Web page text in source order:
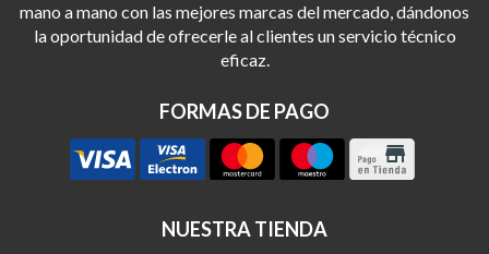
mano a mano con las mejores marcas del mercado, dándonos
la oportunidad de ofrecerle al clientes un servicio técnico
eficaz.
FORMAS DE PAGO
NUESTRA TIENDA